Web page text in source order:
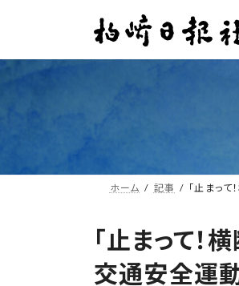
ン
ー
ホーム 記事 「止まっ
「止まって
交通安全運